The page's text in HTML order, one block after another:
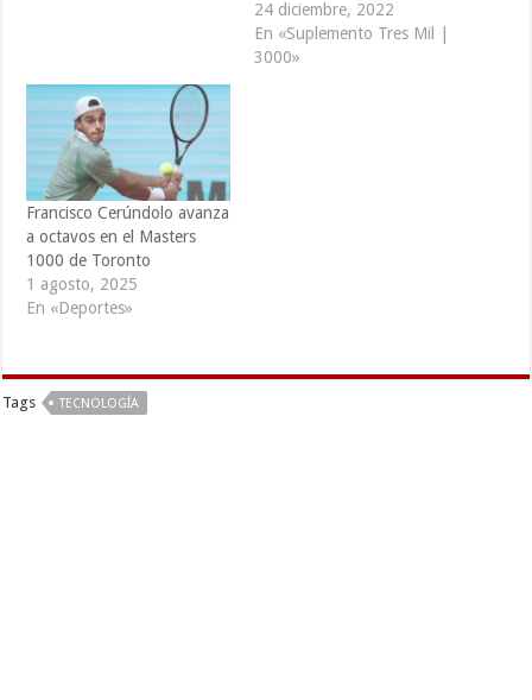
24 diciembre, 2022
En «Suplemento Tres Mil |
3000»
Francisco Cerúndolo avanza
a octavos en el Masters
1000 de Toronto
1 agosto, 2025
En «Deportes»
Tags TECNOLOGÍA